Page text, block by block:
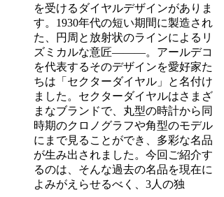
を受けるダイヤルデザインがありま
す。1930年代の短い期間に製造され
た、円周と放射状のラインによるリ
ズミカルな意匠―――。アールデコ
を代表するそのデザインを愛好家た
ちは「セクターダイヤル」と名付け
ました。セクターダイヤルはさまざ
まなブランドで、丸型の時計から同
時期のクロノグラフや角型のモデル
にまで見ることができ、多彩な名品
が生み出されました。今回ご紹介す
るのは、そんな過去の名品を現在に
よみがえらせるべく、3人の独